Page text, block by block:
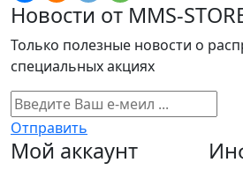
Новости от MMS-
Только полезные новости о
специальных акциях
Отправить
Мой аккаунт